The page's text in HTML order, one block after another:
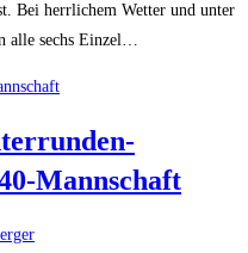
Bei herrlichem Wetter und unter
alle sechs Einzel…
Mannschaft